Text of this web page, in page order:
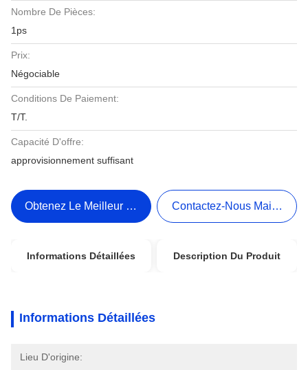
Nombre De Pièces:
1ps
Prix:
Négociable
Conditions De Paiement:
T/T.
Capacité D'offre:
approvisionnement suffisant
Obtenez Le Meilleur Prix Contactez-Nous Maintenant
Informations Détaillées Description Du Produit
Informations Détaillées
Lieu D'origine: